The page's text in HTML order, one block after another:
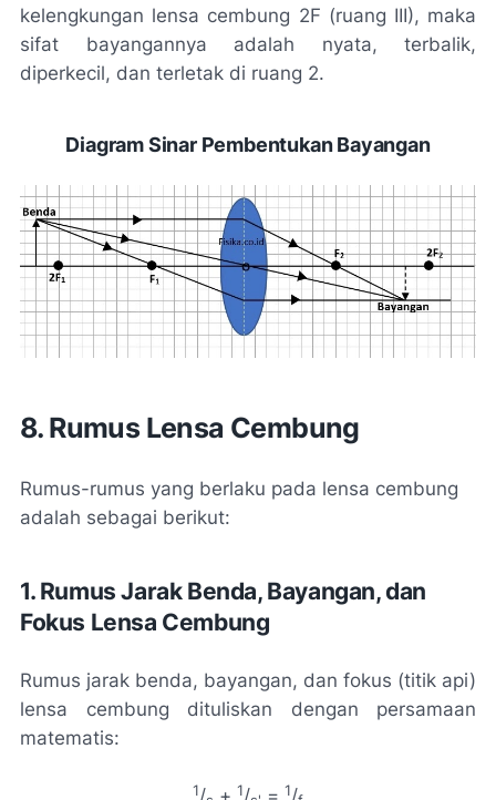
kelengkungan lensa cembung 2F (ruang III), maka
sifat bayangannya adalah nyata, terbalik,
diperkecil, dan terletak di ruang 2.
Diagram Sinar Pembentukan Bayangan
8. Rumus Lensa Cembung
Rumus-rumus yang berlaku pada lensa cembung
adalah sebagai berikut:
1. Rumus Jarak Benda, Bayangan, dan
Fokus Lensa Cembung
Rumus jarak benda, bayangan, dan fokus (titik api)
lensa cembung dituliskan dengan persamaan
matematis:
1 1 1